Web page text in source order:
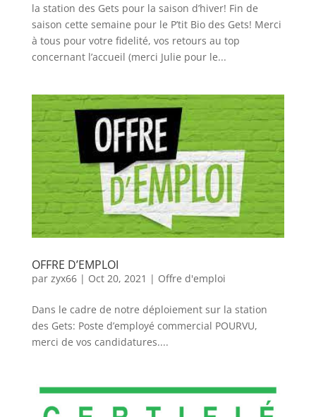
la station des Gets pour la saison d’hiver! Fin de
saison cette semaine pour le P’tit Bio des Gets! Merci
à tous pour votre fidelité, vos retours au top
concernant l’accueil (merci Julie pour le...
OFFRE D’EMPLOI
par zyx66| Oct 20, 2021 | Offre d'emploi
Dans le cadre de notre déploiement sur la station
des Gets: Poste d’employé commercial POURVU,
merci de vos candidatures....